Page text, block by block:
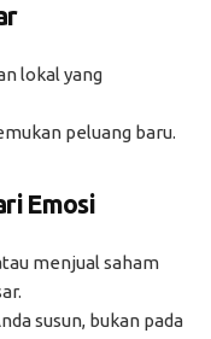
lokal yang
peluang baru.
Emosi
menjual saham
susun, bukan pada